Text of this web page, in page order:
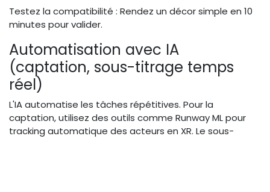
Testez la compatibilité : Rendez un décor simple en 10
minutes pour valider.
Automatisation avec IA
(captation, sous-titrage temps
réel)
L'IA automatise les tâches répétitives. Pour la
captation, utilisez des outils comme Runway ML pour
tracking automatique des acteurs en XR. Le sous-